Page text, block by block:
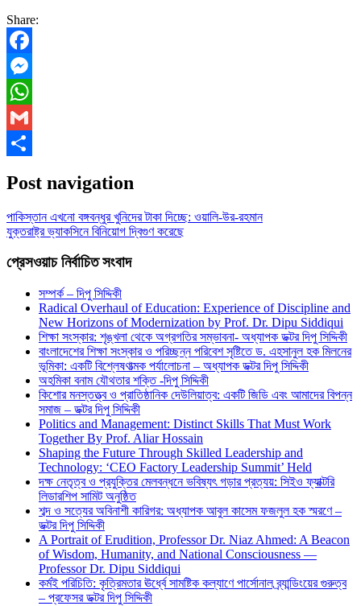
Share:
Facebook
Messenger
WhatsApp
Gmail
Post navigation
পাকিস্তান এখনো বঙ্গবন্ধুর খুনিদের টাকা দিচ্ছে: ওয়ালি-উর-রহমান
যুক্তরাষ্ট্র ভ্যাকসিনে বিনিয়োগ দ্বিগুণ করেছে
প্রেসওয়াচ নির্বাচিত সংবাদ
সম্পর্ক – দিপু সিদ্দিকী
Radical Overhaul of Education: Experience of Discipline and
New Horizons of Modernization by Prof. Dr. Dipu Siddiqui
শিক্ষা সংস্কার: শৃঙ্খলা থেকে অগ্রগতির সম্ভাবনা- অধ্যাপক ডক্টর দিপু সিদ্দিকী
বাংলাদেশের শিক্ষা সংস্কার ও পরিচ্ছন্ন পরিবেশ সৃষ্টিতে ড. এহসানুল হক মিলনের
ভূমিকা: একটি বিশ্লেষণাত্মক পর্যালোচনা – অধ্যাপক ডক্টর দিপু সিদ্দিকী
অহমিকা বনাম যৌথতার শক্তি -দিপু সিদ্দিকী
কিশোর মনস্তত্ত্ব ও প্রাতিষ্ঠানিক দেউলিয়াত্ব: একটি জিডি এবং আমাদের বিপন্ন
সমাজ – ডক্টর দিপু সিদ্দিকী
Politics and Management: Distinct Skills That Must Work
Together By Prof. Aliar Hossain
Shaping the Future Through Skilled Leadership and
Technology: ‘CEO Factory Leadership Summit’ Held
দক্ষ নেতৃত্ব ও প্রযুক্তির মেলবন্ধনে ভবিষ্যৎ গড়ার প্রত্যয়: সিইও ফ্যাক্টরি
লিডারশিপ সামিট অনুষ্ঠিত
শব্দ ও সত্যের অবিনাশী কারিগর: অধ্যাপক আবুল কাসেম ফজলুল হক স্মরণে –
ডক্টর দিপু সিদ্দিকী
A Portrait of Erudition, Professor Dr. Niaz Ahmed: A Beacon
of Wisdom, Humanity, and National Consciousness —
Professor Dr. Dipu Siddiqui
কর্মই পরিচিতি: কৃত্রিমতার ঊর্ধ্বে সামষ্টিক কল্যাণে পার্সোনাল ব্র্যান্ডিংয়ের গুরুত্ব
– প্রফেসর ডক্টর দিপু সিদ্দিকী